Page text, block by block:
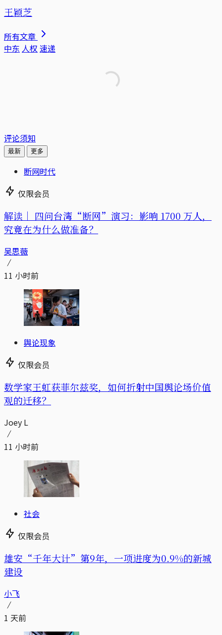
王颖芝
所有文章
中东 人权 速递
评论须知
最新 更多
断网时代
仅限会员
解读｜ 四问台湾“断网”演习：影响 1700 万人，
究竟在为什么做准备？
吴思薇
11 小时前
舆论现象
仅限会员
数学家王虹获菲尔兹奖，如何折射中国舆论场价值
观的迁移？
Joey L
11 小时前
社会
仅限会员
雄安“千年大计”第9年，一项进度为0.9%的新城
建设
小飞
1 天前